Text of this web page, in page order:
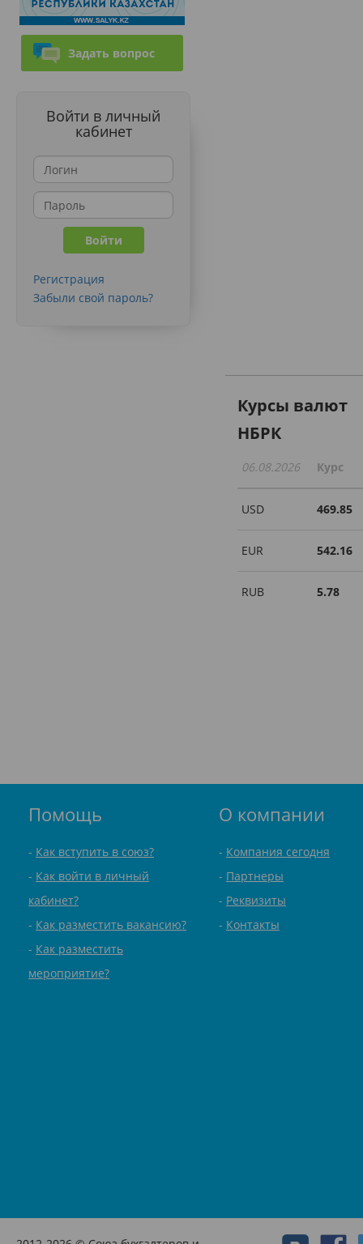
Задать вопрос
Войти в личный
кабинет
Регистрация
Забыли свой пароль?
Курсы валют
НБРК
06.08.2026 Курс
USD 469.85
EUR 542.16
RUB 5.78
Помощь
Как вступить в союз?
Как войти в личный
кабинет?
Как разместить вакансию?
Как разместить
мероприятие?
О компании
Компания сегодня
Партнеры
Реквизиты
Контакты